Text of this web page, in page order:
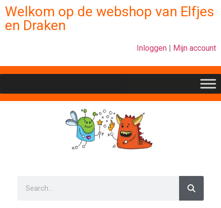
Welkom op de webshop van Elfjes
en Draken
Inloggen | Mijn account